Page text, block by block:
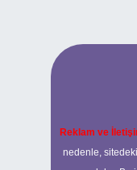
Reklam ve
nedenle,